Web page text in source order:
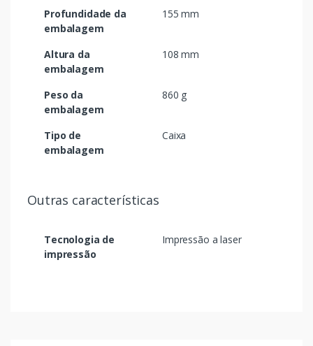
Profundidade da
embalagem
155 mm
Altura da
embalagem
108 mm
Peso da
embalagem
860 g
Tipo de
embalagem
Caixa
Outras características
Tecnologia de
impressão
Impressão a laser